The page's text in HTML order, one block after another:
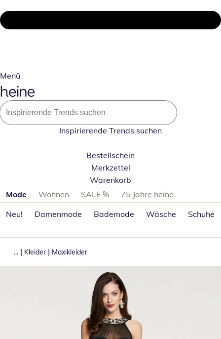
Menü
Inspirierende Trends suchen
Bestellschein
Merkzettel
Warenkorb
Produktkategorien überspringen
Mode Wohnen SALE %
75 Jahre heine
Neu!
Damenmode Bademode Wäsche Schuhe
... | Kleider | Maxikleider